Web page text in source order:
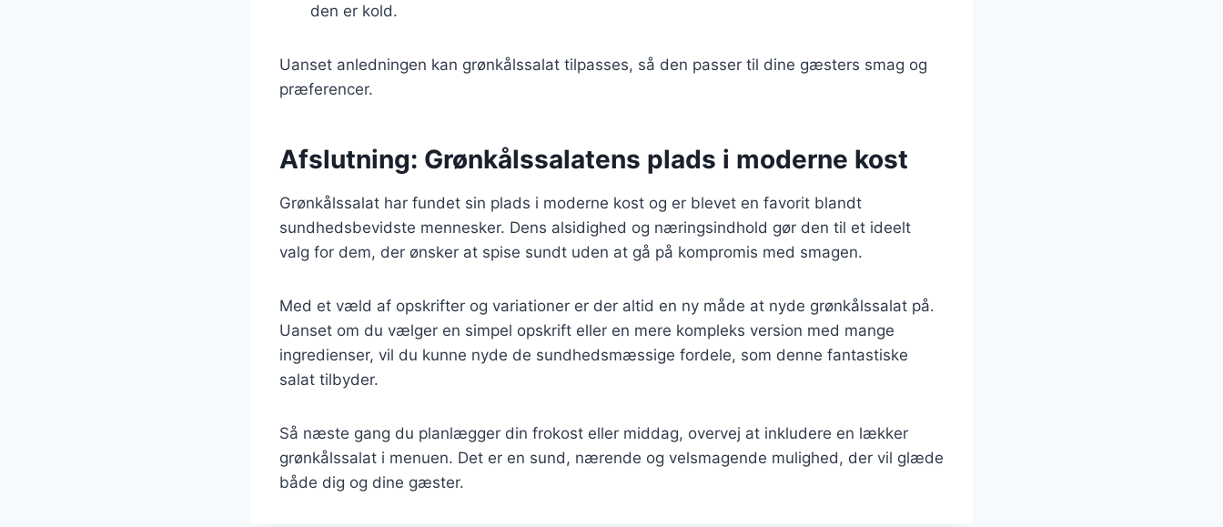
den er kold.
Uanset anledningen kan grønkålssalat tilpasses, så den passer til dine gæsters smag og
præferencer.
Afslutning: Grønkålssalatens plads i moderne kost
Grønkålssalat har fundet sin plads i moderne kost og er blevet en favorit blandt
sundhedsbevidste mennesker. Dens alsidighed og næringsindhold gør den til et ideelt
valg for dem, der ønsker at spise sundt uden at gå på kompromis med smagen.
Med et væld af opskrifter og variationer er der altid en ny måde at nyde grønkålssalat på.
Uanset om du vælger en simpel opskrift eller en mere kompleks version med mange
ingredienser, vil du kunne nyde de sundhedsmæssige fordele, som denne fantastiske
salat tilbyder.
Så næste gang du planlægger din frokost eller middag, overvej at inkludere en lækker
grønkålssalat i menuen. Det er en sund, nærende og velsmagende mulighed, der vil glæde
både dig og dine gæster.